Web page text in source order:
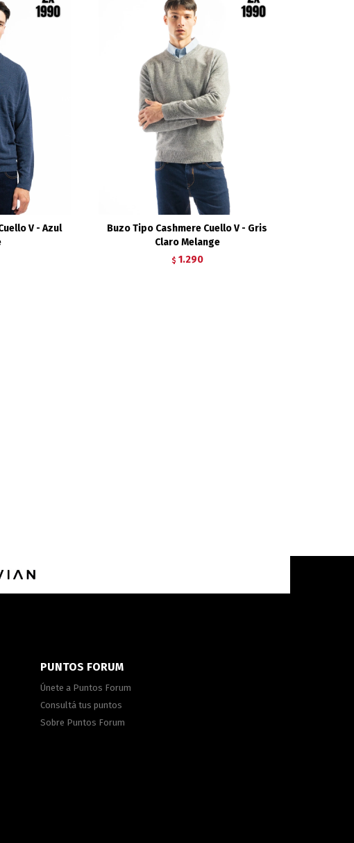
V - Azul
Buzo Tipo Cashmere Cuello V - Gris
Claro Melange
$ 1.290
PUNTOS FORUM
Únete a Puntos Forum
Consultá tus puntos
Sobre Puntos Forum